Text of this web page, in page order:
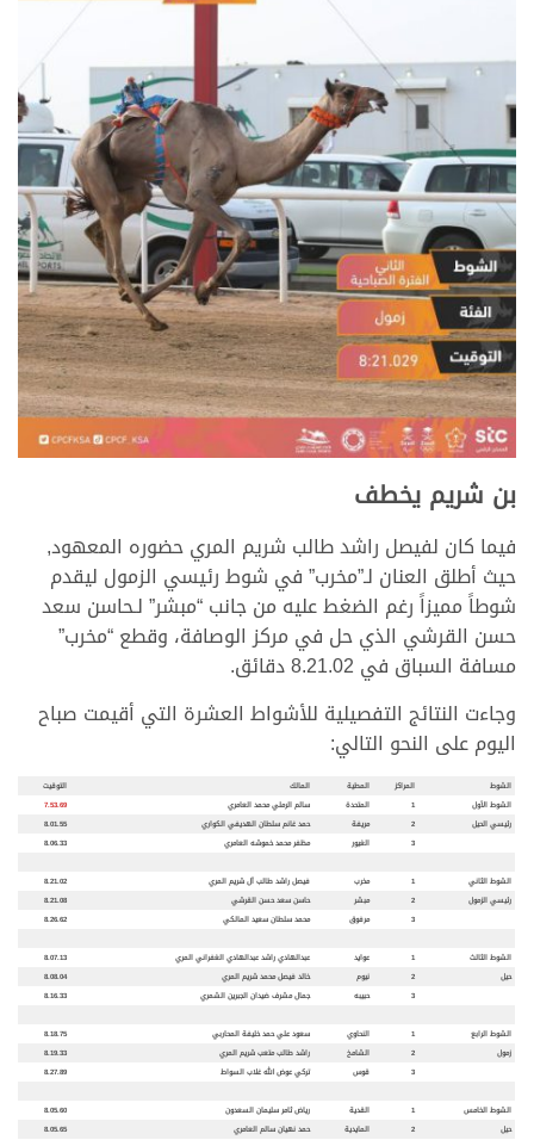
بن شريم يخطف
فيما كان لفيصل راشد طالب شريم المري حضوره المعهود,
حيث أطلق العنان لـ”مخرب” في شوط رئيسي الزمول ليقدم
شوطاً مميزاً رغم الضغط عليه من جانب “مبشر” لـحاسن سعد
حسن القرشي الذي حل في مركز الوصافة، وقطع “مخرب”
مسافة السباق في 8.21.02 دقائق.
وجاءت النتائج التفصيلية للأشواط العشرة التي أقيمت صباح
اليوم على النحو التالي:
الشوط المراكز المطية المالك
التوقيت
الشوط الأول
1 المتحدة سالم الرملي محمد العامري
7.53.69
رئيسي الحيل
2 مريفة حمد غانم سلطان الهديفي الكواري
8.01.55
3
الغيور مظفر محمد خموشه العامري 8.06.33
الشوط الثاني 1 مخرب فيصل راشد طالب آل شريم المري
8.21.02
رئيسي الزمول
2 مبشر حاسن سعد حسن القرشي
8.21.08
3
مرفوق محمد سلطان سعيد المالكي 8.26.62
الشوط الثالث 1 عوايد عبدالهادي راشد عبدالهادي الغفراني المري
8.07.13
حيل
2 نيوم خالد فيصل محمد شريم المري
8.08.04
3
حبيبه جمال مشرف ضيدان الجبرين الشمري 8.16.33
الشوط الرابع 1 النحاوي سعود علي حمد خليفة المحاربي
8.18.75
زمول
2 الشامخ راشد طالب متعب شريم المري
8.19.33
3
قوس تركي عوض الله غلاب السواط 8.27.89
الشوط الخامس 1 القدية رياض ثامر سليمان السعدون
8.05.60
حيل
2 المايدية حمد نهيان سالم العامري
8.05.65